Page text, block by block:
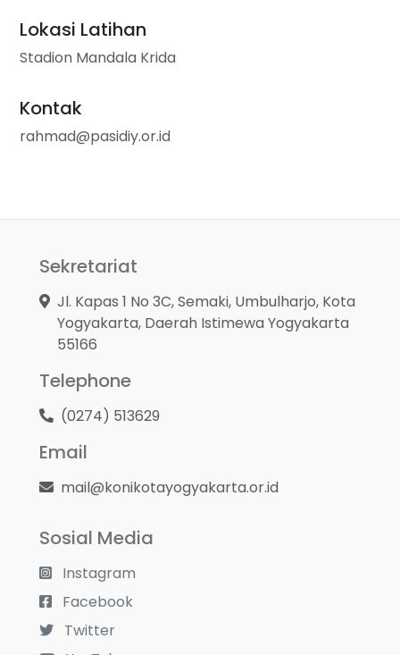
Lokasi Latihan
Stadion Mandala Krida
Kontak
rahmad@pasidiy.or.id
Sekretariat
Jl. Kapas 1 No 3C, Semaki, Umbulharjo, Kota
Yogyakarta, Daerah Istimewa Yogyakarta
55166
Telephone
(0274) 513629
Email
mail@konikotayogyakarta.or.id
Sosial Media
Instagram
Facebook
Twitter